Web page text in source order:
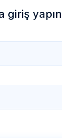
giriş yapın